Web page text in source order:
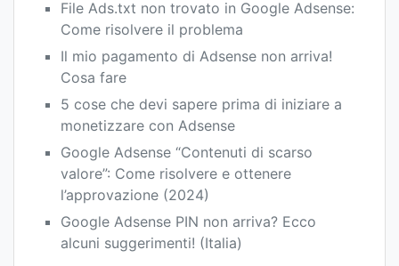
File Ads.txt non trovato in Google Adsense:
Come risolvere il problema
Il mio pagamento di Adsense non arriva!
Cosa fare
5 cose che devi sapere prima di iniziare a
monetizzare con Adsense
Google Adsense “Contenuti di scarso
valore”: Come risolvere e ottenere
l’approvazione (2024)
Google Adsense PIN non arriva? Ecco
alcuni suggerimenti! (Italia)